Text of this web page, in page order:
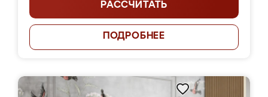
РАССЧИТАТЬ
ПОДРОБНЕЕ